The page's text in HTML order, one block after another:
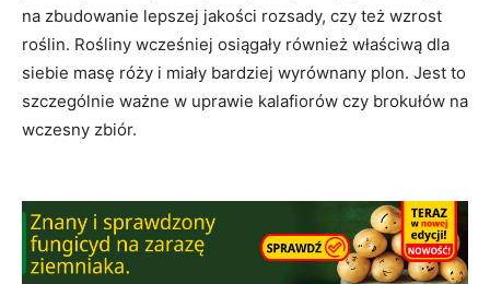
na zbudowanie lepszej jakości rozsady, czy też wzrost
roślin. Rośliny wcześniej osiągały również właściwą dla
siebie masę róży i miały bardziej wyrównany plon. Jest to
szczególnie ważne w uprawie kalafiorów czy brokułów na
wczesny zbiór.